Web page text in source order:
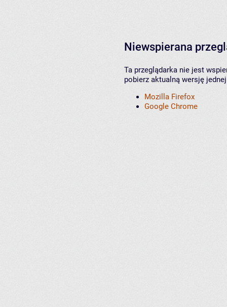
Niewspierana
Ta przeglądarka nie jest
pobierz aktualną wersję
Mozilla Firefox
Google Chrome